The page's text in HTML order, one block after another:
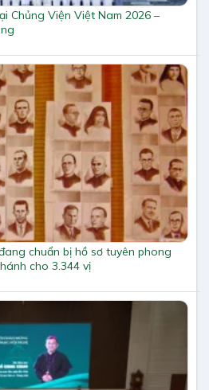
Chủng Viện Việt Nam 2026 –
chuẩn bị hồ sơ tuyên phong
cho 3.344 vị